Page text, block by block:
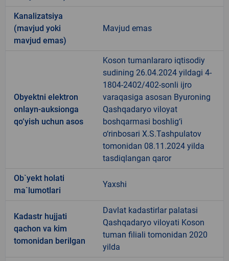
Kanalizatsiya
(mavjud yoki
mavjud emas)
Mavjud emas
Obyektni elektron
onlayn-auksionga
qo‘yish uchun asos
Koson tumanlararo iqtisodiy
sudining 26.04.2024 yildagi 4-
1804-2402/402-sonli ijro
varaqasiga asosan Byuroning
Qashqadaryo viloyat
boshqarmasi boshlig‘i
o‘rinbosari X.S.Tashpulatov
tomonidan 08.11.2024 yilda
tasdiqlangan qaror
Ob`yekt holati
ma`lumotlari
Yaxshi
Kadastr hujjati
qachon va kim
tomonidan berilgan
Davlat kadastirlar palatasi
Qashqadaryo viloyati Koson
tuman filiali tomonidan 2020
yilda